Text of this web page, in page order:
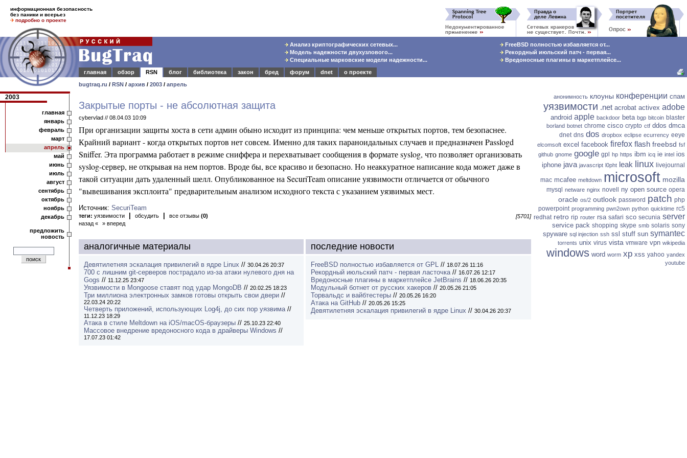
информационная безопасность
без паники и всерьез
подробно о проекте
Анализ криптографических сетевых...
Модель надежности двухузлового...
Специальные марковские модели надежности...
FreeBSD полностью избавляется от...
Рекордный июльский патч - первая...
Вредоносные плагины в маркетплейсе...
главная
обзор RSN блог библиотека закон бред форум dnet
о проекте
bugtraq.ru / RSN / архив / 2003 / апрель
2003
главная
январь
февраль
март
апрель
май
июнь
июль
август
сентябрь
октябрь
ноябрь
декабрь
предложить
новость
Закрытые порты - не абсолютная защита
cybervlad // 08.04.03 10:09
При организации защиты хоста в сети админ обыно исходит из принципа: чем меньше открытых портов, тем безопаснее.
Крайний вариант - когда открытых портов нет совсем. Именно для таких параноидальных случаев и предназначен Passlogd
Sniffer. Эта программа работает в режиме сниффера и перехватывает сообщения в формате syslog, что позволяет организовать
syslog-сервер, не открывая на нем портов. Вроде бы, все красиво и безопасно. Но неаккуратное написание кода может даже в
такой ситуации дать удаленный шелл. Опубликованное на SecuriTeam описание уязвимости отличается от обычного
"вывешивания эксплоита" предварительным анализом исходного текста с указанием уязвимых мест.
Источник: SecuriTeam
теги: уязвимости обсудить все отзывы (0)
[5701]
назад «
» вперед
аналогичные материалы
Девятилетняя эскалация привилегий в ядре Linux // 30.04.26 20:37
700 с лишним git-серверов пострадало из-за атаки нулевого дня на
Gogs // 11.12.25 23:47
Уязвимости в Mongoose ставят под удар MongoDB // 20.02.25 18:23
Три миллиона электронных замков готовы открыть свои двери //
22.03.24 20:22
Четверть приложений, использующих Log4j, до сих пор уязвима//
11.12.23 18:29
Атака в стиле Meltdown на iOS/macOS-браузеры // 25.10.23 22:40
Массовое внедрение вредоносного кода в драйверы Windows //
17.07.23 01:42
последние новости
FreeBSD полностью избавляется от GPL // 18.07.26 11:16
Рекордный июльский патч - первая ласточка// 16.07.26 12:17
Вредоносные плагины в маркетплейсе JetBrains // 18.06.26 20:35
Модульный ботнет от русских хакеров // 20.05.26 21:05
Торвальдс и вайбтестеры // 20.05.26 16:20
Атака на GitHub // 20.05.26 15:25
Девятилетняя эскалация привилегий в ядре Linux // 30.04.26 20:37
анонимность клоуны конференции спам
уязвимости .net acrobat activex adobe
android apple backdoor beta bgp bitcoin blaster
borland botnet chrome cisco crypto ctf ddos dmca
dnet dns dos dropbox eclipse ecurrency eeye
elcomsoft excel facebook firefox flash freebsd fsf
github gnome google gpl hp https ibm icq ie intel ios
iphone java javascript l0pht leak linux livejournal
mac mcafee meltdown microsoft mozilla
mysql netware nginx novell ny open source opera
oracle os/2 outlook password patch php
powerpoint programming pwn2own python quicktime rc5
redhat retro rip router rsa safari sco secunia server
service pack shopping skype smb solaris sony
spyware sql injection ssh ssl stuff sun symantec
torrents unix virus vista vmware vpn wikipedia
windows word worm xp xss yahoo yandex
youtube